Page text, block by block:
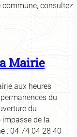
consultez
Mairie
aux heures
du
du
impasse de la
: 04 74 04 28 40